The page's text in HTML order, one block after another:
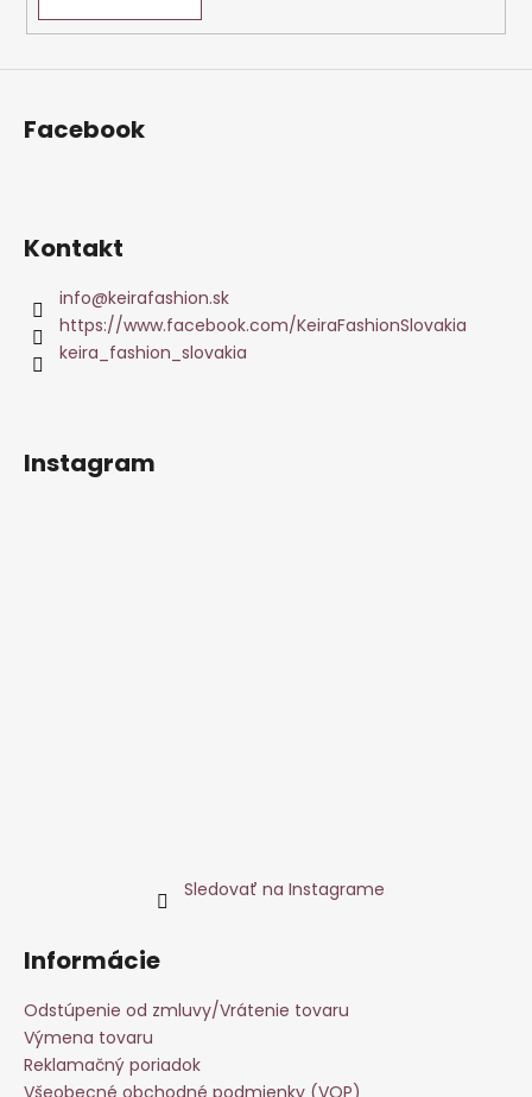
Facebook
Kontakt
info@keirafashion.sk
https://www.facebook.com/KeiraFashionSlovakia
keira_fashion_slovakia
Instagram
Sledovať na Instagrame
Informácie
Odstúpenie od zmluvy/Vrátenie tovaru
Výmena tovaru
Reklamačný poriadok
Všeobecné obchodné podmienky (VOP)